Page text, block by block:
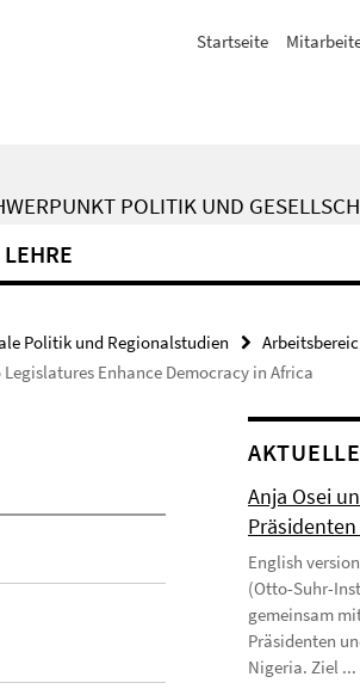
Startseite
POLITIK UND
LEHRE
Politik und Regionalstudien
Legislatures Enhance Democracy in Africa
Anja Osei
English
(Otto-Suhr-
gemeinsam
Präsidenten
Nigeria. Ziel ...